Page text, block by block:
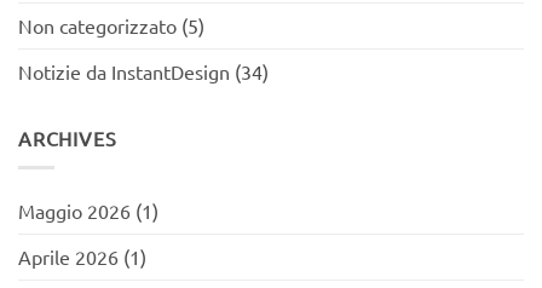
Non categorizzato (5)
Notizie da InstantDesign (34)
ARCHIVES
Maggio 2026 (1)
Aprile 2026 (1)